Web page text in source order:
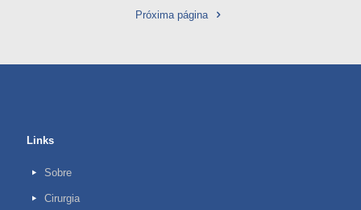
Próxima página
Links
Sobre
Cirurgia